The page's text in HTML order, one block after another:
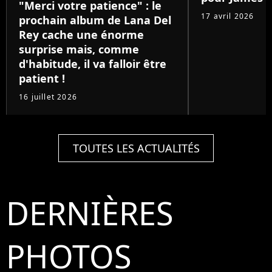
"Merci votre patience" : le
prochain album de Lana Del
Rey cache une énorme
surprise mais, comme
d'habitude, il va falloir être
patient !
16 juillet 2026
17 avril 2026
TOUTES LES ACTUALITÉS
DERNIÈRES
PHOTOS